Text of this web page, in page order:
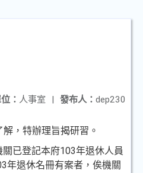
發布人： dep230
： 人事室 |
，特辦理旨揭研習。
已登記本府103年退休人員
年退休名冊有案者 ，俟機關